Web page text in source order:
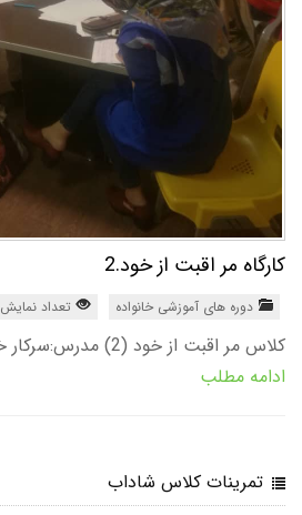
کارگاه مر اقبت از خود.2
دوره های آموزشی خانواده تعداد نمایش 1286
کلاس مر اقبت از خود (2) مدرس:سرکار خانم حسن زاد
ادامه مطلب
تمرینات کلاس شاداب